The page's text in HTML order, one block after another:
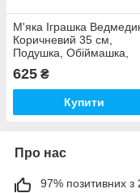
М'яка Іграшка
Коричневий 35 см,
Подушка, Обіймашка,
625 ₴
Купити
Про нас
97% позитивних з